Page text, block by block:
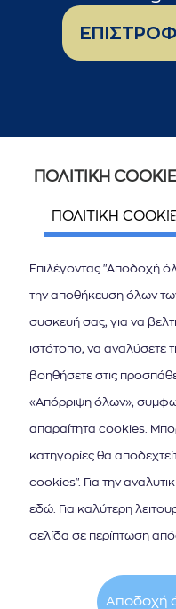
ΠΟΛΙΤΙΚΗ
ΠΟΛΙΤΙΚΗ
Επιλέγοντας "Αποδοχή
την αποθήκευση όλων
συσκευή σας, για να
ιστότοπο, να αναλύσετε
βοηθήσετε στις
«Απόρριψη όλων»,
απαραίτητα cookies.
κατηγορίες θα
cookies". Για την
εδώ. Για καλύτερη
σελίδα σε περίπτωση
Αποδοχή